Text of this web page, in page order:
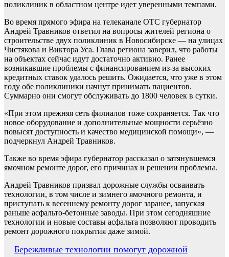
поликлиник в областном центре идет уверенными темпами.
Во время прямого эфира на телеканале ОТС губернатор
Андрей Травников ответил на вопросы жителей региона о
строительстве двух поликлиник в Новосибирске — на улицах
Чистякова и Виктора Уса. Глава региона заверил, что работы
на объектах сейчас идут достаточно активно. Ранее
возникавшие проблемы с финансированием из-за высоких
кредитных ставок удалось решить. Ожидается, что уже в этом
году обе поликлиники начнут принимать пациентов.
Суммарно они смогут обслуживать до 1800 человек в сутки.
«При этом прежняя сеть филиалов тоже сохраняется. Так что
новое оборудование и дополнительные мощности серьёзно
повысят доступность и качество медицинской помощи», —
подчеркнул Андрей Травников.
Также во время эфира губернатор рассказал о затянувшемся
ямочном ремонте дорог, его причинах и решении проблемы.
Андрей Травников призвал дорожные службы осваивать
технологии, в том числе и зимнего ямочного ремонта, и
приступать к весеннему ремонту дорог заранее, запуская
раньше асфальто-бетонные заводы. При этом сегодняшние
технологии и новые составы асфальта позволяют проводить
ремонт дорожного покрытия даже зимой.
Навигация
Бережливые технологии помогут дорожной